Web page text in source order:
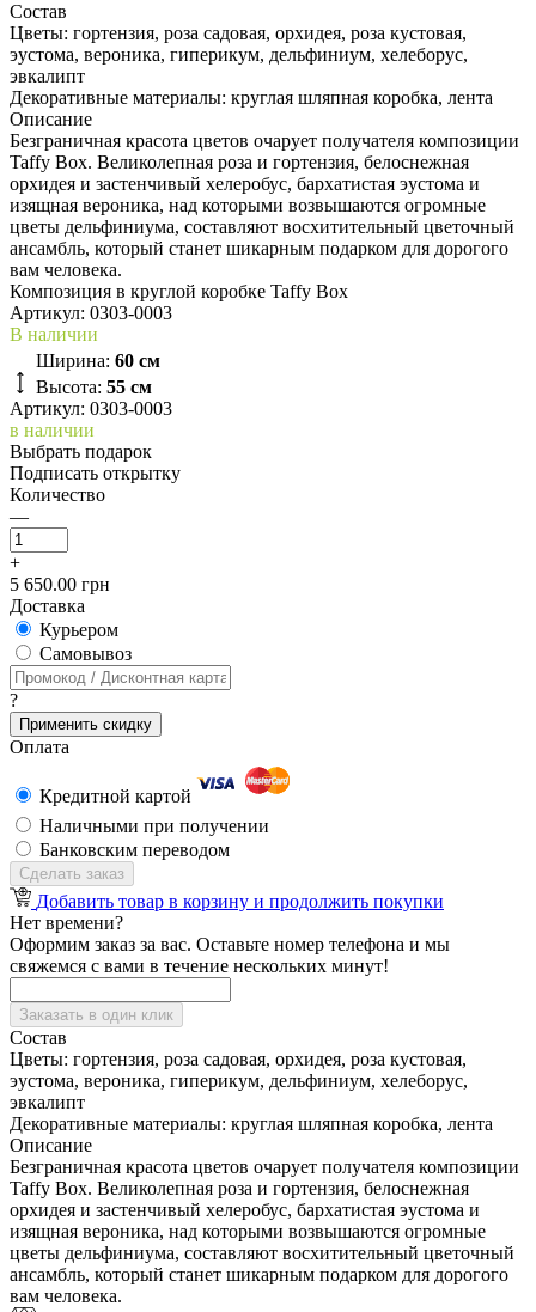
Состав
Цветы: гортензия, роза садовая, орхидея, роза кустовая,
эустома, вероника, гиперикум, дельфиниум, хелеборус,
эвкалипт
Декоративные материалы: круглая шляпная коробка, лента
Описание
Безграничная красота цветов очарует получателя композиции
Taffy Box. Великолепная роза и гортензия, белоснежная
орхидея и застенчивый хелеробус, бархатистая эустома и
изящная вероника, над которыми возвышаются огромные
цветы дельфиниума, составляют восхитительный цветочный
ансамбль, который станет шикарным подарком для дорогого
вам человека.
Композиция в круглой коробке Taffy Box
Артикул: 0303-0003
В наличии
Ширина: 60 см
Высота: 55 см
Артикул: 0303-0003
в наличии
Выбрать подарок
Подписать открытку
Количество
—
+
5 650.00 грн
Доставка
Курьером
Cамовывоз
?
Применить скидку
Оплата
Кредитной картой
Наличными при получении
Банковским переводом
Сделать заказ
Добавить товар в корзину и продолжить покупки
Нет времени?
Оформим заказ за вас. Оставьте номер телефона и мы
свяжемся с вами в течение нескольких минут!
Заказать в один клик
Состав
Цветы: гортензия, роза садовая, орхидея, роза кустовая,
эустома, вероника, гиперикум, дельфиниум, хелеборус,
эвкалипт
Декоративные материалы: круглая шляпная коробка, лента
Описание
Безграничная красота цветов очарует получателя композиции
Taffy Box. Великолепная роза и гортензия, белоснежная
орхидея и застенчивый хелеробус, бархатистая эустома и
изящная вероника, над которыми возвышаются огромные
цветы дельфиниума, составляют восхитительный цветочный
ансамбль, который станет шикарным подарком для дорогого
вам человека.